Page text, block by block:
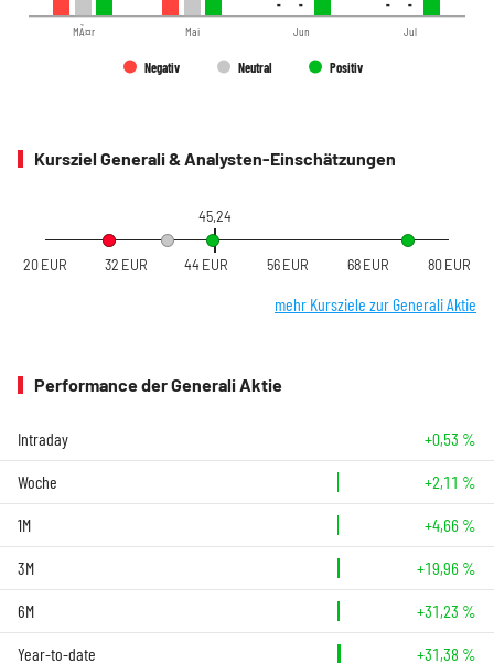
-- --
-- --
Negativ Neutral Positiv
MÃ¤r Mai Jun Jul
Kursziel Generali & Analysten-Einschätzungen
45,24
20 EUR 32 EUR 44 EUR 56 EUR 68 EUR 80 EUR
mehr Kursziele zur Generali Aktie
Performance der Generali Aktie
Intraday +0,53 %
Woche +2,11 %
1M +4,66 %
3M +19,96 %
6M +31,23 %
Year-to-date +31,38 %